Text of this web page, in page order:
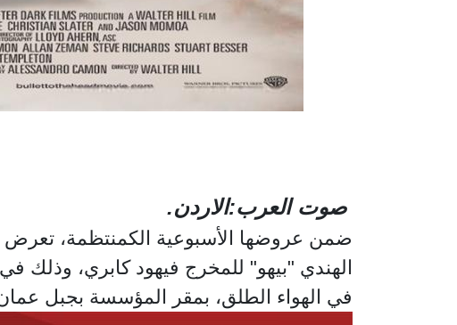
صوت العرب:الاردن.
الهندي "بيهو" للمخرج فيهود كابري، وذلك
في الهواء الطلق، بمقر المؤسسة بجبل